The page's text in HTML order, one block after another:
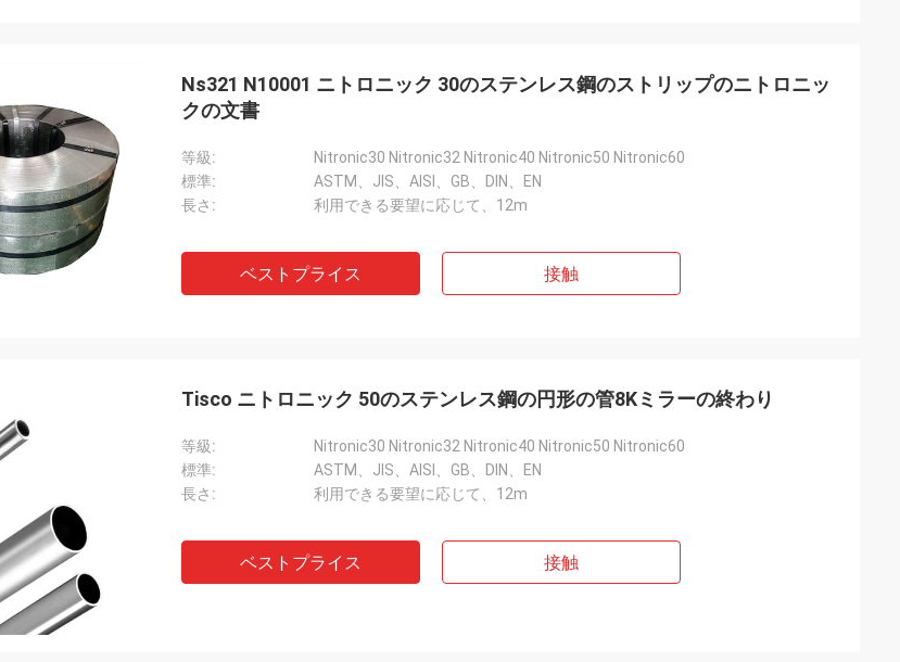
Ns321 N10001 ニトロニック 30のステンレス鋼のストリップのニトロニッ
クの文書
等級:
Nitronic30 Nitronic32 Nitronic40 Nitronic50 Nitronic60
標準:
ASTM、JIS、AISI、GB、DIN、EN
長さ:
利用できる要望に応じて、12m
ベストプライス 接触
Tisco ニトロニック 50のステンレス鋼の円形の管8Kミラーの終わり
等級:
Nitronic30 Nitronic32 Nitronic40 Nitronic50 Nitronic60
標準:
ASTM、JIS、AISI、GB、DIN、EN
長さ:
利用できる要望に応じて、12m
ベストプライス 接触